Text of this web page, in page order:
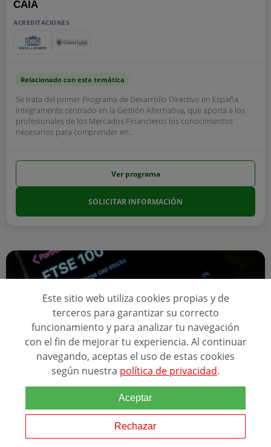
CAIA
ACREDITACIONES
Relacionado con esta temática
Se trata del primer Programa de Desarrollo Directivo en España
íntegramente centrado en la Gestión Alternativa, que aporta a los
profesionales de los Mercados Financieros los conocimientos
necesarios para comprender en...
Ver programa
SOLICITAR INFORMACIÓN
Online 550 horas
MÁSTER EN BOLSA Y MERCADOS FINANCIEROS
ALUMNOS
Este sitio web utiliza cookies propias y de
terceros para garantizar su correcto
funcionamiento y para analizar tu navegación
con el fin de mejorar tu experiencia. Al continuar
navegando, aceptas el uso de estas cookies
según nuestra política de privacidad.
Aceptar
Rechazar